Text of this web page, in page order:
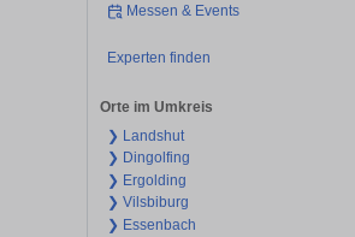
Messen & Events
Experten finden
Orte im Umkreis
❯ Landshut
❯ Dingolfing
❯ Ergolding
❯ Vilsbiburg
❯ Essenbach